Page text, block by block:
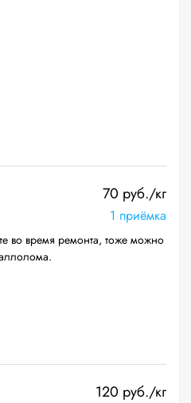
70 руб./кг
1 приёмка
во время ремонта, тоже можно
120 руб./кг